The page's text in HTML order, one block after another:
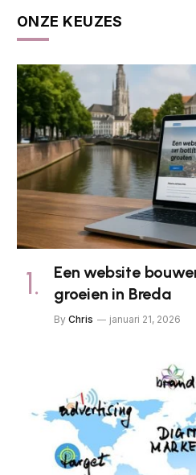
ONZE KEUZES
Een website
groeien in Breda
By Chris januari 21, 2026